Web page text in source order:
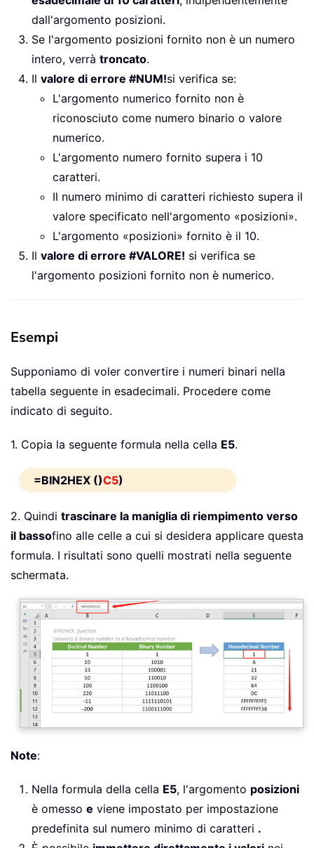
dall'argomento posizioni.
Se l'argomento posizioni fornito non è un numero
intero, verrà troncato.
Il valore di errore #NUM!si verifica se:
L'argomento numerico fornito non è
riconosciuto come numero binario o valore
numerico.
L'argomento numero fornito supera i 10
caratteri.
Il numero minimo di caratteri richiesto supera il
valore specificato nell'argomento «posizioni».
L'argomento «posizioni» fornito è il 10.
Il valore di errore #VALORE! si verifica se
l'argomento posizioni fornito non è numerico.
Esempi
Supponiamo di voler convertire i numeri binari nella
tabella seguente in esadecimali. Procedere come
indicato di seguito.
1. Copia la seguente formula nella cella E5.
=BIN2HEX ()C5)
2. Quindi trascinare la maniglia di riempimento verso
il bassofino alle celle a cui si desidera applicare questa
formula. I risultati sono quelli mostrati nella seguente
schermata.
Note:
Nella formula della cella E5, l'argomento posizioni
è omesso e viene impostato per impostazione
predefinita sul numero minimo di caratteri .